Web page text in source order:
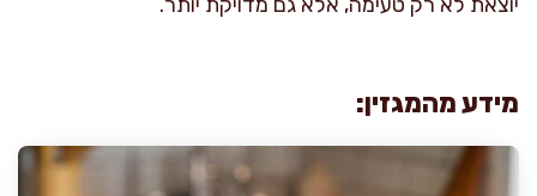
מידע מהמגזין: